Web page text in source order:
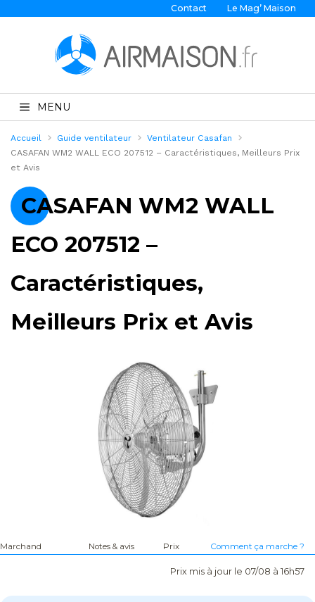
Contact Le Mag’ Maison
MENU
Accueil Guide ventilateur
Ventilateur Casafan
CASAFAN WM2 WALL ECO 207512 – Caractéristiques, Meilleurs Prix
et Avis
CASAFAN WM2 WALL
ECO 207512 –
Caractéristiques,
Meilleurs Prix et Avis
Marchand Notes & avis Prix Comment ça marche ?
Prix mis à jour le 07/08 à 16h57